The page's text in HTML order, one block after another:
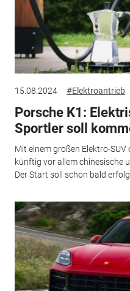
15.08.2024 #Elektroantrieb
Porsche K1:
Sportler soll
Mit einem großen Elektro-
künftig vor allem chinesische
Der Start soll schon bald